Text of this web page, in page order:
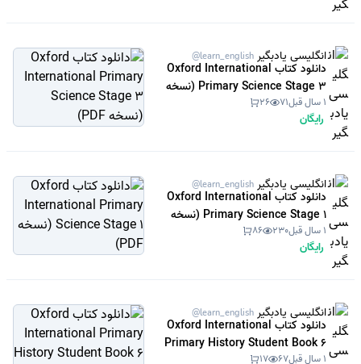
انگلیسی یادبگیر @learn_english
دانلود کتاب Oxford International
Primary Science Stage 3 (نسخه
PDF)1 سال قبل 71
26
رایگان
انگلیسی یادبگیر @learn_english
دانلود کتاب Oxford International
Primary Science Stage 1 (نسخه
PDF)1 سال قبل 230
86
رایگان
انگلیسی یادبگیر @learn_english
دانلود کتاب Oxford International
Primary History Student Book 6
1 سال قبل 67
17